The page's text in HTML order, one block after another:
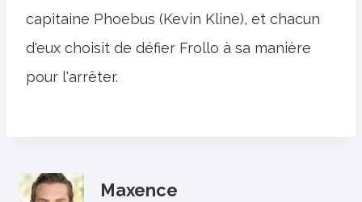
capitaine Phoebus (Kevin Kline), et chacun
d'eux choisit de défier Frollo à sa manière
pour l'arrêter.
Maxence